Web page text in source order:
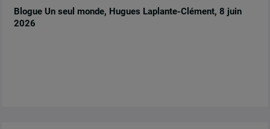
Blogue Un seul monde, Hugues Laplante-Clément, 8 juin
2026